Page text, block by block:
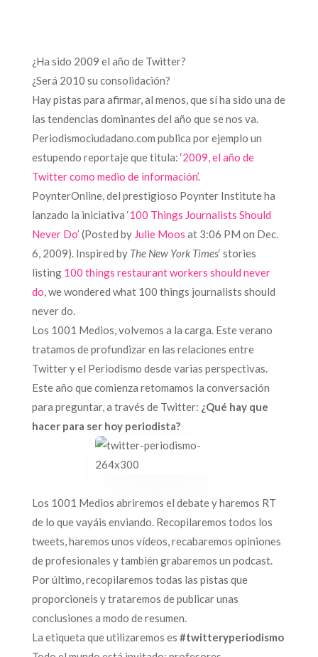
¿Ha sido 2009 el año de Twitter?
¿Será 2010 su consolidación?
Hay pistas para afirmar, al menos, que sí ha sido una de
las tendencias dominantes del año que se nos va.
Periodismociudadano.com publica por ejemplo un
estupendo reportaje que titula: ‘2009, el año de
Twitter como medio de información’.
PoynterOnline, del prestigioso Poynter Institute ha
lanzado la iniciativa ‘100 Things Journalists Should
Never Do’ (Posted by Julie Moos at 3:06 PM on Dec.
6, 2009). Inspired by The New York Times‘ stories
listing 100 things restaurant workers should never
do, we wondered what 100 things journalists should
never do.
Los 1001 Medios, volvemos a la carga. Este verano
tratamos de profundizar en las relaciones entre
Twitter y el Periodismo desde varias perspectivas.
Este año que comienza retomamos la conversación
para preguntar, a través de Twitter: ¿Qué hay que
hacer para ser hoy periodista?
Los 1001 Medios abriremos el debate y haremos RT
de lo que vayáis enviando. Recopilaremos todos los
tweets, haremos unos vídeos, recabaremos opiniones
de profesionales y también grabaremos un podcast.
Por último, recopilaremos todas las pistas que
proporcioneis y trataremos de publicar unas
conclusiones a modo de resumen.
La etiqueta que utilizaremos es #twitteryperiodismo